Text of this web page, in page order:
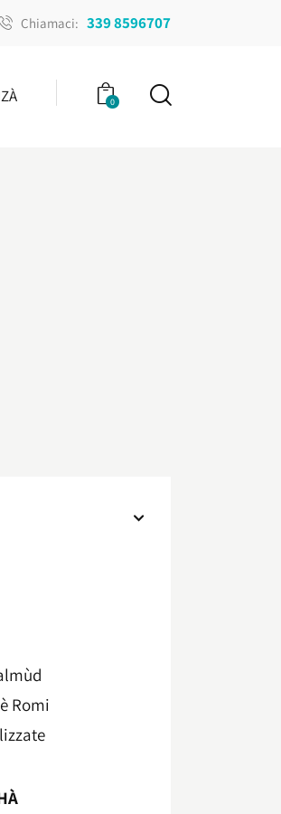
Chiamaci: 339 8596707
0
Romi​